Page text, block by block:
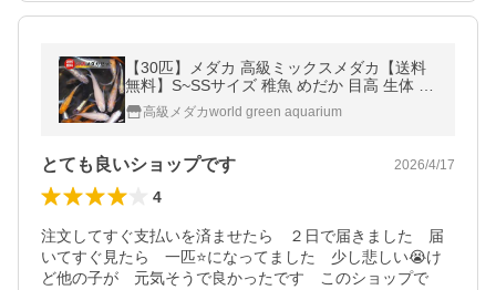
【30匹】メダカ 高級ミックスメダカ【送料
無料】S~SSサイズ 稚魚 めだか 目高 生体 人
気品種3種類以上入り
高級メダカworld green aquarium
とても良いショップです 2026/4/17
4
注文してすぐ支払いを済ませたら　２日で届きました　届
いてすぐ見たら　一匹⭐️になってました　少し悲しい😭け
ど他の子が　元気そうで良かったです　このショップで